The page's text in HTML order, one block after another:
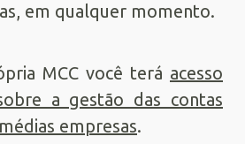
em qualquer momento.
MCC você terá acesso
a gestão das contas
empresas.